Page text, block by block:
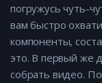
погружусь чуть-
вам быстро
компоненты,
это. В первый же
собрать видео.